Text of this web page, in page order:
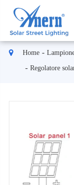
Home
Regolatore